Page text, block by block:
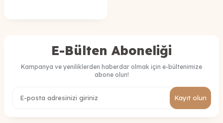
E-Bülten Aboneliği
Kampanya ve yeniliklerden haberdar olmak için e-bültenimize
abone olun!
Kayıt olun